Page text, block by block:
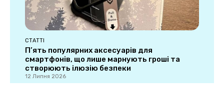
СТАТТІ
П’ять популярних аксесуарів для
смартфонів, що лише марнують гроші та
створюють ілюзію безпеки
12 Липня 2026